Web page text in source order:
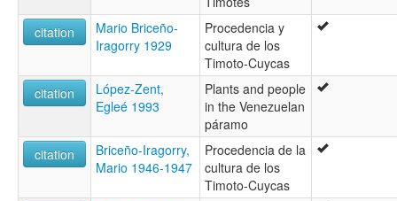
citation
Mario Briceño-
Iragorry 1929
Procedencia y
cultura de los
Timoto-Cuycas
citation
López-Zent,
Egleé 1993
Plants and people
in the Venezuelan
páramo
citation
Briceño-Iragorry,
Mario 1946-1947
Procedencia de la
cultura de los
Timoto-Cuycas